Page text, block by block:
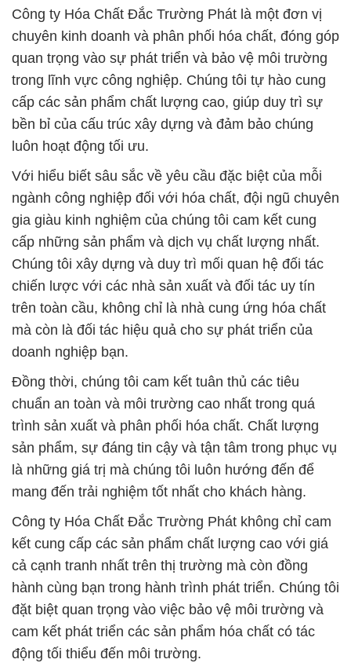
Công ty Hóa Chất Đắc Trường Phát là một đơn vị
chuyên kinh doanh và phân phối hóa chất, đóng góp
quan trọng vào sự phát triển và bảo vệ môi trường
trong lĩnh vực công nghiệp. Chúng tôi tự hào cung
cấp các sản phẩm chất lượng cao, giúp duy trì sự
bền bỉ của cấu trúc xây dựng và đảm bảo chúng
luôn hoạt động tối ưu.
Với hiểu biết sâu sắc về yêu cầu đặc biệt của mỗi
ngành công nghiệp đối với hóa chất, đội ngũ chuyên
gia giàu kinh nghiệm của chúng tôi cam kết cung
cấp những sản phẩm và dịch vụ chất lượng nhất.
Chúng tôi xây dựng và duy trì mối quan hệ đối tác
chiến lược với các nhà sản xuất và đối tác uy tín
trên toàn cầu, không chỉ là nhà cung ứng hóa chất
mà còn là đối tác hiệu quả cho sự phát triển của
doanh nghiệp bạn.
Đồng thời, chúng tôi cam kết tuân thủ các tiêu
chuẩn an toàn và môi trường cao nhất trong quá
trình sản xuất và phân phối hóa chất. Chất lượng
sản phẩm, sự đáng tin cậy và tận tâm trong phục vụ
là những giá trị mà chúng tôi luôn hướng đến để
mang đến trải nghiệm tốt nhất cho khách hàng.
Công ty Hóa Chất Đắc Trường Phát không chỉ cam
kết cung cấp các sản phẩm chất lượng cao với giá
cả cạnh tranh nhất trên thị trường mà còn đồng
hành cùng bạn trong hành trình phát triển. Chúng tôi
đặt biệt quan trọng vào việc bảo vệ môi trường và
cam kết phát triển các sản phẩm hóa chất có tác
động tối thiểu đến môi trường.